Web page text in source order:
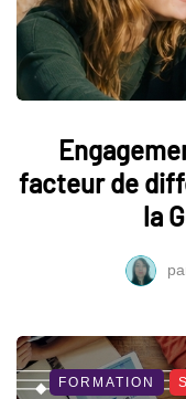
facteur de
la
FORMATION